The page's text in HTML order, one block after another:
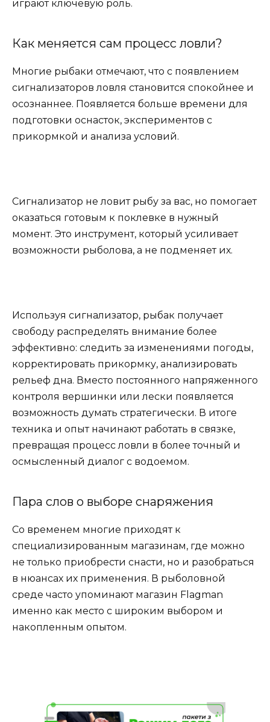
играют ключевую роль.
Как меняется сам процесс ловли?
Многие рыбаки отмечают, что с появлением
сигнализаторов ловля становится спокойнее и
осознаннее. Появляется больше времени для
подготовки оснасток, экспериментов с
прикормкой и анализа условий.
Сигнализатор не ловит рыбу за вас, но помогает
оказаться готовым к поклевке в нужный
момент. Это инструмент, который усиливает
возможности рыболова, а не подменяет их.
Используя сигнализатор, рыбак получает
свободу распределять внимание более
эффективно: следить за изменениями погоды,
корректировать прикормку, анализировать
рельеф дна. Вместо постоянного напряженного
контроля вершинки или лески появляется
возможность думать стратегически. В итоге
техника и опыт начинают работать в связке,
превращая процесс ловли в более точный и
осмысленный диалог с водоемом.
Пара слов о выборе снаряжения
Со временем многие приходят к
специализированным магазинам, где можно
не только приобрести снасти, но и разобраться
в нюансах их применения. В рыболовной
среде часто упоминают магазин Flagman
именно как место с широким выбором и
накопленным опытом.